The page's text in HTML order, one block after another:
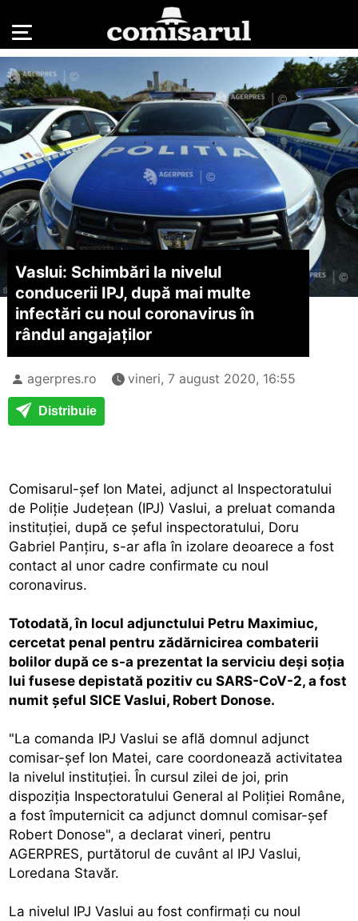
Vaslui: Schimbări la nivelul
conducerii IPJ, după mai multe
infectări cu noul coronavirus în
rândul angajaţilor
agerpres.ro vineri, 7 august 2020, 16:55
Distribuie
Comisarul-şef Ion Matei, adjunct al Inspectoratului
de Poliţie Judeţean (IPJ) Vaslui, a preluat comanda
instituţiei, după ce şeful inspectoratului, Doru
Gabriel Panţiru, s-ar afla în izolare deoarece a fost
contact al unor cadre confirmate cu noul
coronavirus.
Totodată, în locul adjunctului Petru Maximiuc,
cercetat penal pentru zădărnicirea combaterii
bolilor după ce s-a prezentat la serviciu deşi soţia
lui fusese depistată pozitiv cu SARS-CoV-2, a fost
numit şeful SICE Vaslui, Robert Donose.
"La comanda IPJ Vaslui se află domnul adjunct
comisar-şef Ion Matei, care coordonează activitatea
la nivelul instituţiei. În cursul zilei de joi, prin
dispoziţia Inspectoratului General al Poliţiei Române,
a fost împuternicit ca adjunct domnul comisar-şef
Robert Donose", a declarat vineri, pentru
AGERPRES, purtătorul de cuvânt al IPJ Vaslui,
Loredana Stavăr.
La nivelul IPJ Vaslui au fost confirmaţi cu noul